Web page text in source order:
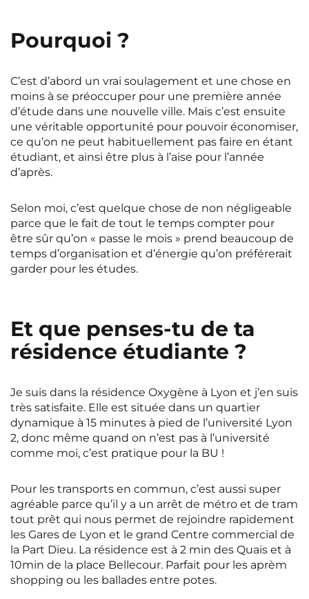
Pourquoi ?
C’est d’abord un vrai soulagement et une chose en
moins à se préoccuper pour une première année
d’étude dans une nouvelle ville. Mais c’est ensuite
une véritable opportunité pour pouvoir économiser,
ce qu’on ne peut habituellement pas faire en étant
étudiant, et ainsi être plus à l’aise pour l’année
d’après.
Selon moi, c’est quelque chose de non négligeable
parce que le fait de tout le temps compter pour
être sûr qu’on « passe le mois » prend beaucoup de
temps d’organisation et d’énergie qu’on préférerait
garder pour les études.
Et que penses-tu de ta
résidence étudiante ?
Je suis dans la résidence Oxygène à Lyon et j’en suis
très satisfaite. Elle est située dans un quartier
dynamique à 15 minutes à pied de l’université Lyon
2, donc même quand on n’est pas à l’université
comme moi, c’est pratique pour la BU !
Pour les transports en commun, c’est aussi super
agréable parce qu’il y a un arrêt de métro et de tram
tout prêt qui nous permet de rejoindre rapidement
les Gares de Lyon et le grand Centre commercial de
la Part Dieu. La résidence est à 2 min des Quais et à
10min de la place Bellecour. Parfait pour les aprèm
shopping ou les ballades entre potes.